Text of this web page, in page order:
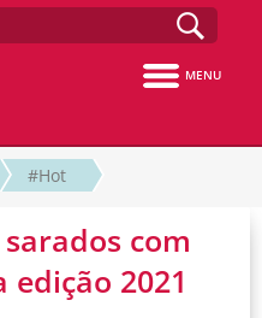
MENU
#Hot
com
2021